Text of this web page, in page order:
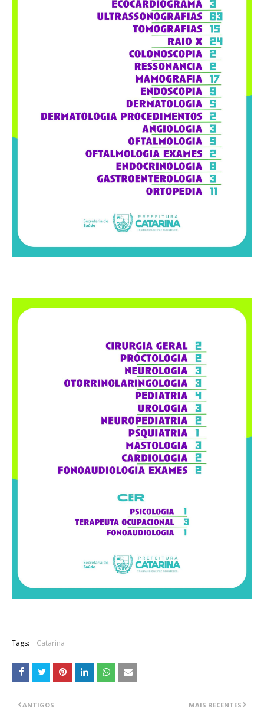
Tags: Catarina
MAIS RECENTES
ANTIGOS